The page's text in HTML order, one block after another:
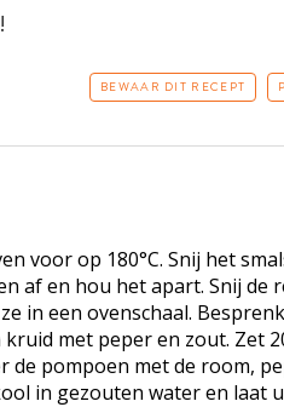
BEWAAR DIT RECEPT
voor op 180°C. Snij het
af en hou het apart. Snij de
in een ovenschaal.
met peper en zout. Zet
de pompoen met de room,
in gezouten water en laat